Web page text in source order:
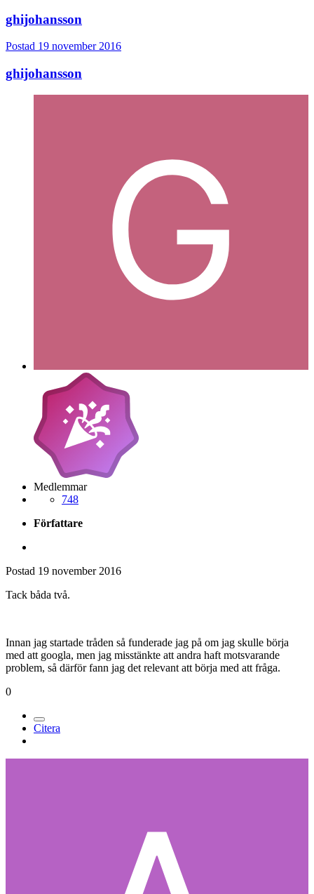
ghijohansson
Postad 19 november 2016
ghijohansson
Medlemmar
748
Författare
Postad 19 november 2016
Tack båda två.
Innan jag startade tråden så funderade jag på om jag skulle börja
med att googla, men jag misstänkte att andra haft motsvarande
problem, så därför fann jag det relevant att börja med att fråga.
0
Citera